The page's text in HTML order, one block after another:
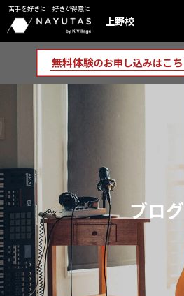
苦手を好きに 好きが得意に
上野校
ブログ